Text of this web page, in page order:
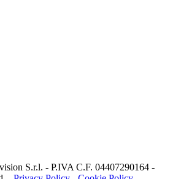
S.r.l. - P.IVA C.F. 04407290164 -